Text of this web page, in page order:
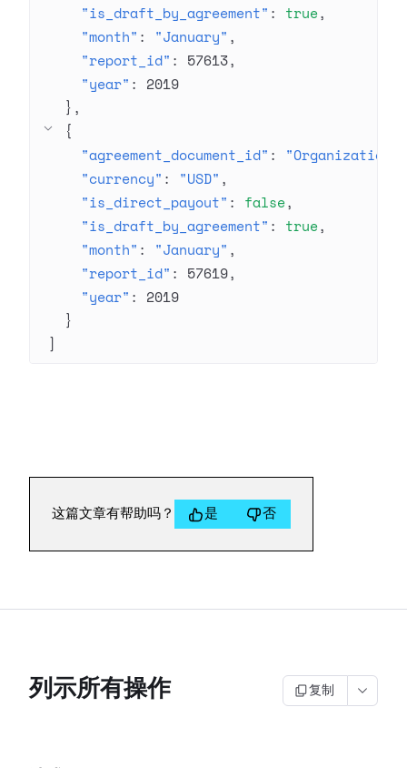
"is_draft_by_agreement" : true
"month" : "January"
"report_id" : 57613
"year" : 2019
}
{
"agreement_document_id" : "Organization
"currency" : "USD"
"is_direct_payout" : false
"is_draft_by_agreement" : true
"month" : "January"
"report_id" : 57619
"year" : 2019
}
]
这篇文章有帮助吗？ 是 否
列示所有操作 复制